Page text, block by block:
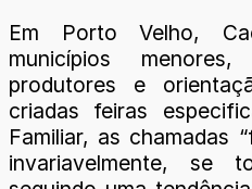
Em Porto Velho,
municípios
produtores e
criadas feiras
Familiar, as chamadas
invariavelmente, se